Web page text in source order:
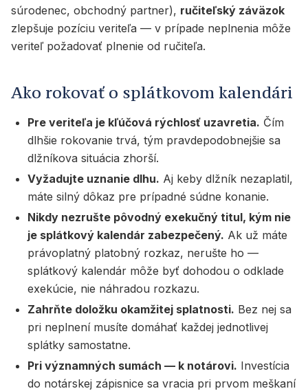
súrodenec, obchodný partner), ručiteľský záväzok
zlepšuje pozíciu veriteľa — v prípade neplnenia môže
veriteľ požadovať plnenie od ručiteľa.
Ako rokovať o splátkovom kalendári
Pre veriteľa je kľúčová rýchlosť uzavretia. Čím
dlhšie rokovanie trvá, tým pravdepodobnejšie sa
dlžníkova situácia zhorší.
Vyžadujte uznanie dlhu. Aj keby dlžník nezaplatil,
máte silný dôkaz pre prípadné súdne konanie.
Nikdy nezrušte pôvodný exekučný titul, kým nie
je splátkový kalendár zabezpečený. Ak už máte
právoplatný platobný rozkaz, nerušte ho —
splátkový kalendár môže byť dohodou o odklade
exekúcie, nie náhradou rozkazu.
Zahrňte doložku okamžitej splatnosti. Bez nej sa
pri neplnení musíte domáhať každej jednotlivej
splátky samostatne.
Pri významných sumách — k notárovi. Investícia
do notárskej zápisnice sa vracia pri prvom meškaní